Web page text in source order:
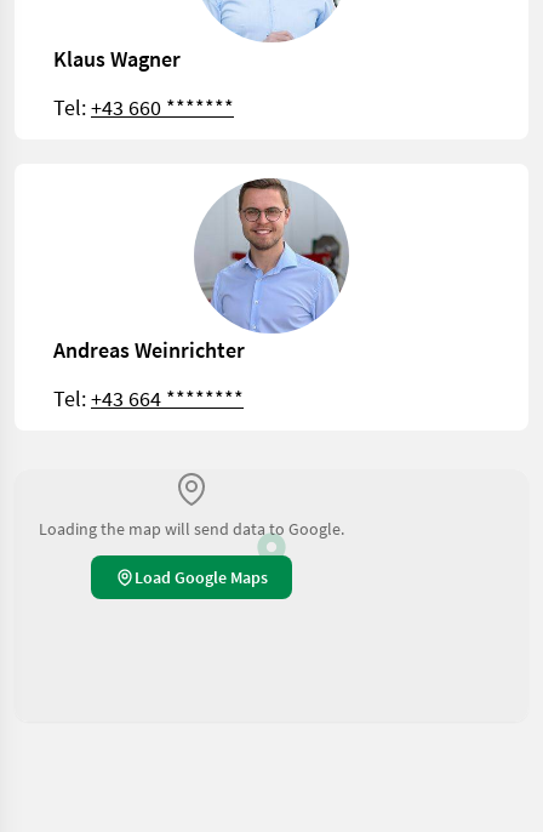
Klaus Wagner
Tel:+43 660 *******
Andreas Weinrichter
Tel:+43 664 ********
Loading the map will send data to Google.
Load Google Maps